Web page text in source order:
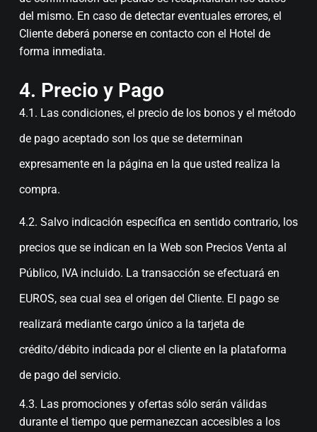
del mismo. En caso de detectar eventuales errores, el
Cliente deberá ponerse en contacto con el Hotel de
forma inmediata.
4. Precio y Pago
4.1. Las condiciones, el precio de los bonos y el método
de pago aceptado son los que se determinan
expresamente en la página en la que usted realiza la
compra.
4.2. Salvo indicación específica en sentido contrario, los
precios que se indican en la Web son Precios Venta al
Público, IVA incluido. La transacción se efectuará en
EUROS, sea cual sea el origen del Cliente. El pago se
realizará mediante cargo único a la tarjeta de
crédito/débito indicada por el cliente en la plataforma
de pago del servicio.
4.3. Las promociones y ofertas sólo serán válidas
durante el tiempo que permanezcan accesibles a los